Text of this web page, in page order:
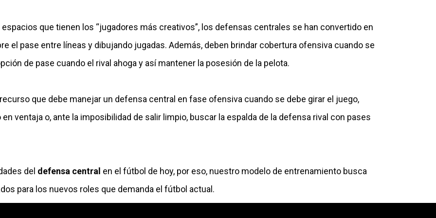
que tienen los “jugadores más creativos”, los defensas centrales se han convertido en
el pase entre líneas y dibujando jugadas. Además, deben brindar cobertura ofensiva cuando se
de pase cuando el rival ahoga y así mantener la posesión de la pelota.
que debe manejar un defensa central en fase ofensiva cuando se debe girar el juego,
ventaja o, ante la imposibilidad de salir limpio, buscar la espalda de la defensa rival con pases
del defensa central en el fútbol de hoy, por eso, nuestro modelo de entrenamiento busca
para los nuevos roles que demanda el fútbol actual.